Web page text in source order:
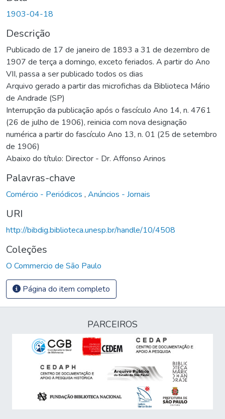
1903-04-18
Descrição
Publicado de 17 de janeiro de 1893 a 31 de dezembro de
1907 de terça a domingo, exceto feriados. A partir do Ano
VII, passa a ser publicado todos os dias
Arquivo gerado a partir das microfichas da Biblioteca Mário
de Andrade (SP)
Interrupção da publicação após o fascículo Ano 14, n. 4761
(26 de julho de 1906), reinicia com nova designação
numérica a partir do fascículo Ano 13, n. 01 (25 de setembro
de 1906)
Abaixo do título: Director - Dr. Affonso Arinos
Palavras-chave
Comércio - Periódicos , Anúncios - Jornais
URI
http://bibdig.biblioteca.unesp.br/handle/10/4508
Coleções
O Commercio de São Paulo
Página do item completo
PARCEIROS